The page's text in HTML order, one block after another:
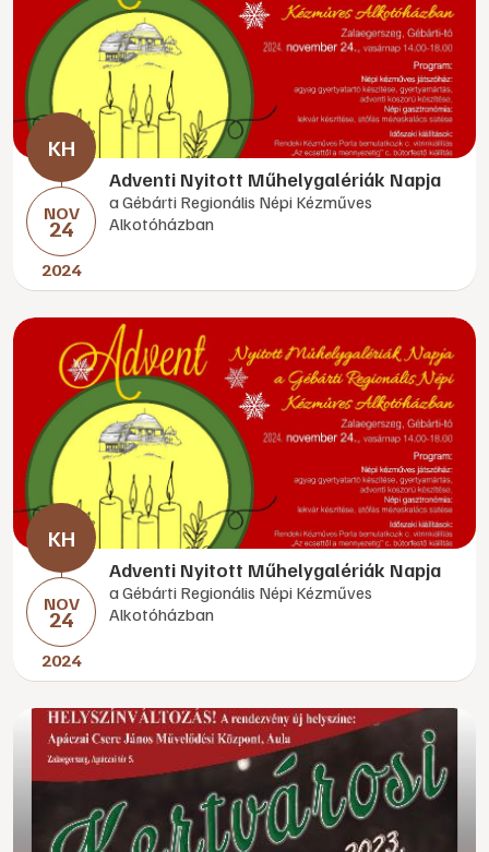
NOV
24
2024
Adventi Nyitott Műhelygalériák Napja
a Gébárti Regionális Népi Kézműves
Alkotóházban
NOV
24
2024
Adventi Nyitott Műhelygalériák Napja
a Gébárti Regionális Népi Kézműves
Alkotóházban